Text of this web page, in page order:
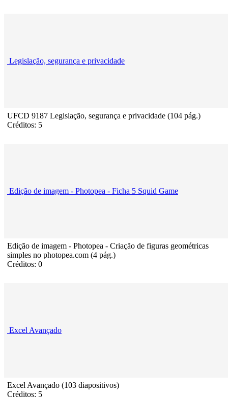
Legislação, segurança e privacidade
UFCD 9187 Legislação, segurança e privacidade (104 pág.)
Créditos: 5
Edição de imagem - Photopea - Ficha 5 Squid Game
Edição de imagem - Photopea - Criação de figuras geométricas
simples no photopea.com (4 pág.)
Créditos: 0
Excel Avançado
Excel Avançado (103 diapositivos)
Créditos: 5